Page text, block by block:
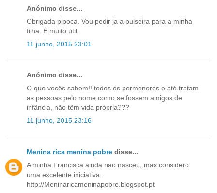
Anónimo disse...
Obrigada pipoca. Vou pedir ja a pulseira para a minha
filha. É muito útil.
11 junho, 2015 23:01
Anónimo disse...
O que vocês sabem!! todos os pormenores e até tratam
as pessoas pelo nome como se fossem amigos de
infância, não têm vida própria???
11 junho, 2015 23:16
Menina rica menina pobre disse...
A minha Francisca ainda não nasceu, mas considero
uma excelente iniciativa.
http://Meninaricameninapobre.blogspot.pt